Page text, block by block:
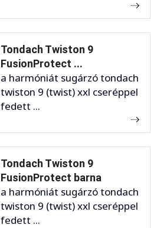
Tondach Twiston 9
FusionProtect ...
a harmóniát sugárzó tondach
twiston 9 (twist) xxl cseréppel
fedett ...
Tondach Twiston 9
FusionProtect barna
a harmóniát sugárzó tondach
twiston 9 (twist) xxl cseréppel
fedett ...